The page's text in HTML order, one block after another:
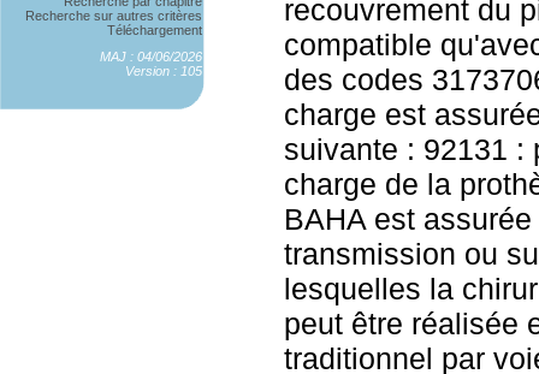
Recherche sur autres critères
Téléchargement
MAJ : 04/06/2026
Version : 105
recouvrement du
compatible
des codes
charge est
suivante : 92131 :
charge de la
BAHA est
transmission ou
lesquelles la
peut être réalisée
traditionnel par